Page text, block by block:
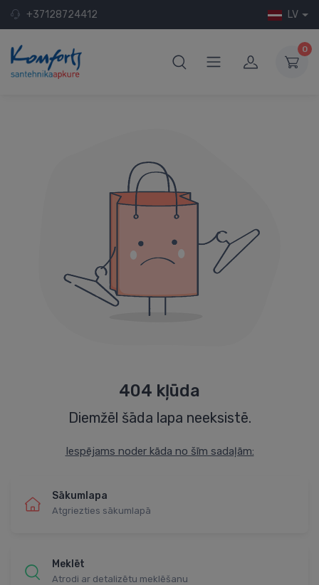
+37128724412 LV
0
404 kļūda
Diemžēl šāda lapa neeksistē.
Iespējams noder kāda no šīm sadaļām:
Sākumlapa
Atgriezties sākumlapā
Meklēt
Atrodi ar detalizētu meklēšanu